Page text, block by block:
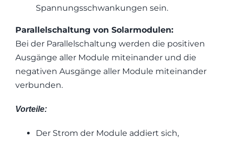
Spannungsschwankungen sein.
Parallelschaltung von Solarmodulen:
Bei der Parallelschaltung werden die positiven
Ausgänge aller Module miteinander und die
negativen Ausgänge aller Module miteinander
verbunden.
Vorteile:
Der Strom der Module addiert sich,